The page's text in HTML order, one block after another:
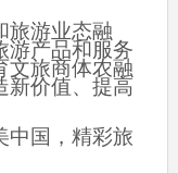
旅游业态融
游产品和服务
文旅商体农融
新价值、提高
中国，精彩旅